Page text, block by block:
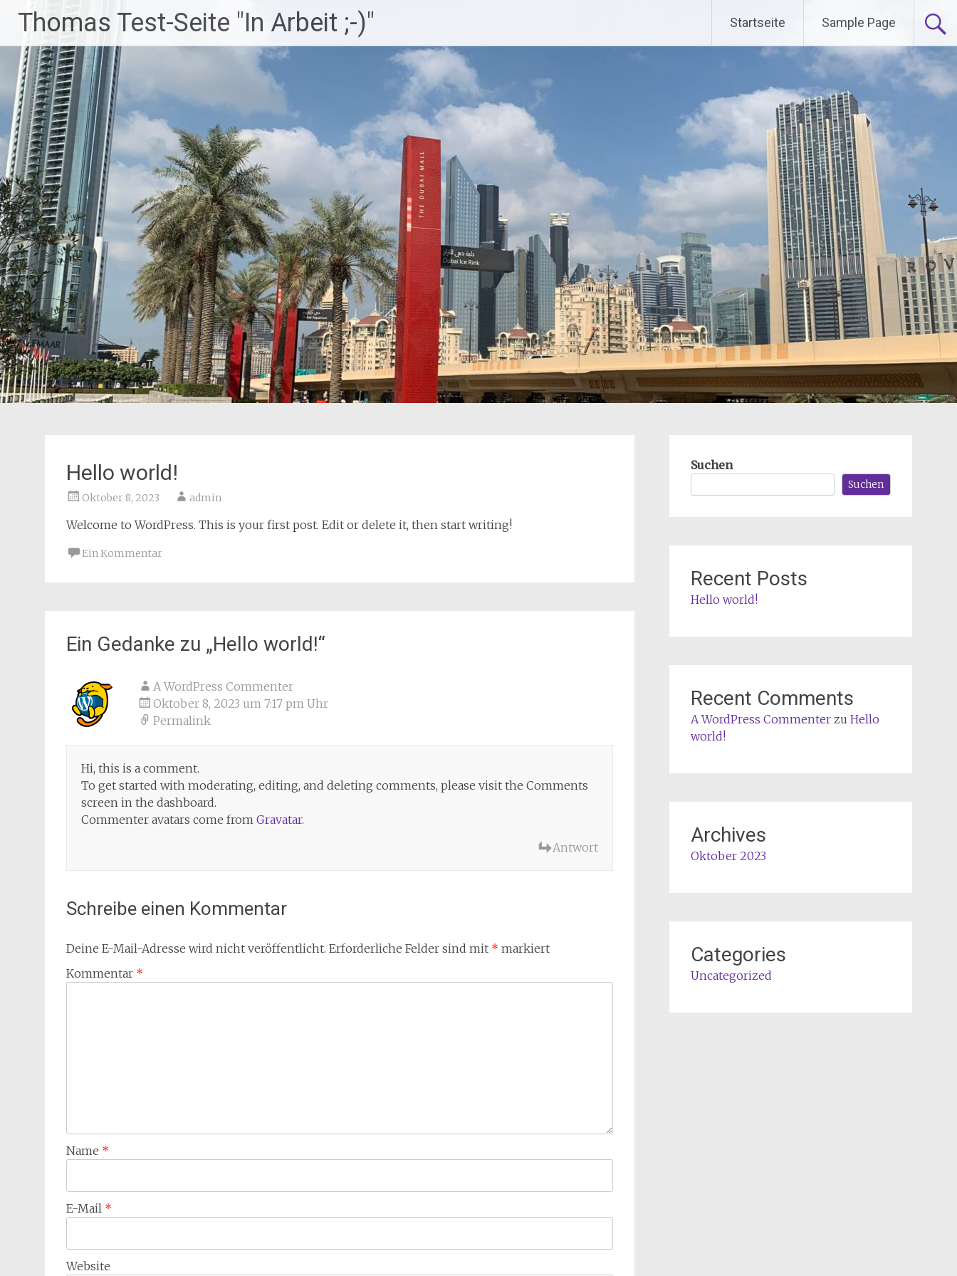
springen
Thomas Test-Seite "In Arbeit ;-)" Startseite Sample Page
Hello world!
Oktober 8, 2023 admin
Welcome to WordPress. This is your first post. Edit or delete it, then start writing!
Ein Kommentar
Ein Gedanke zu „Hello world!“
A WordPress Commenter
Oktober 8, 2023 um 7:17 pm Uhr
Permalink
Hi, this is a comment.
To get started with moderating, editing, and deleting comments, please visit the Comments
screen in the dashboard.
Commenter avatars come from Gravatar.
Antwort
Schreibe einen Kommentar
Deine E-Mail-Adresse wird nicht veröffentlicht. Erforderliche Felder sind mit * markiert
Kommentar *
Name *
E-Mail *
Website
Suchen
Suchen
Recent Posts
Hello world!
Recent Comments
A WordPress Commenterzu Hello
world!
Archives
Oktober 2023
Categories
Uncategorized